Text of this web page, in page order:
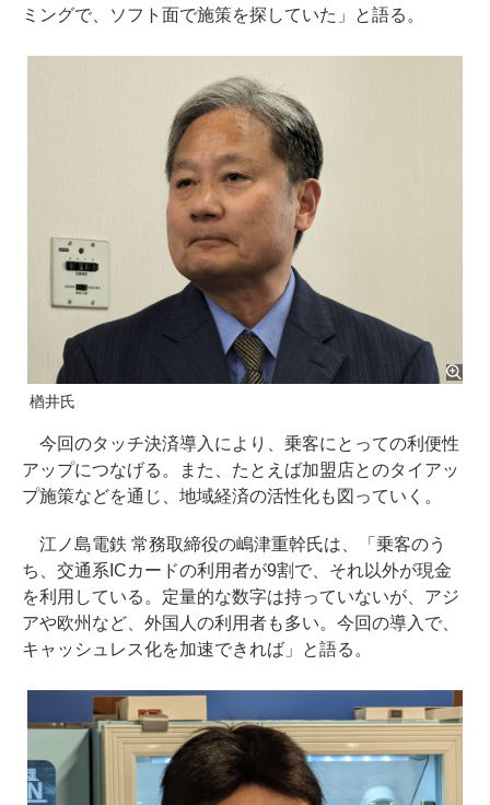
ミングで、ソフト面で施策を探していた」と語る。
楢󠄀井氏
今回のタッチ決済導入により、乗客にとっての利便性
アップにつなげる。また、たとえば加盟店とのタイアッ
プ施策などを通じ、地域経済の活性化も図っていく。
江ノ島電鉄 常務取締役の嶋津重幹氏は、「乗客のう
ち、交通系ICカードの利用者が9割で、それ以外が現金
を利用している。定量的な数字は持っていないが、アジ
アや欧州など、外国人の利用者も多い。今回の導入で、
キャッシュレス化を加速できれば」と語る。